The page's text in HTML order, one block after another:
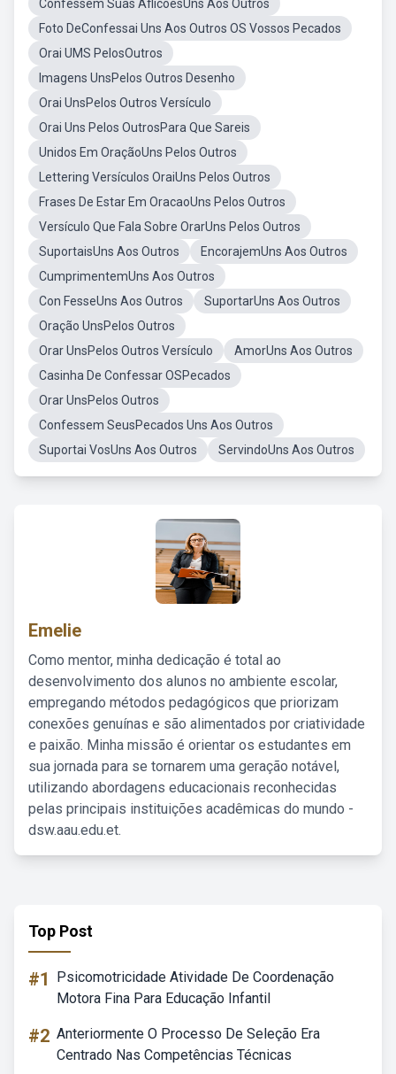
Confessem Suas AflicoesUns Aos Outros
Foto DeConfessai Uns Aos Outros OS Vossos Pecados
Orai UMS PelosOutros
Imagens UnsPelos Outros Desenho
Orai UnsPelos Outros Versículo
Orai Uns Pelos OutrosPara Que Sareis
Unidos Em OraçãoUns Pelos Outros
Lettering Versículos OraiUns Pelos Outros
Frases De Estar Em OracaoUns Pelos Outros
Versículo Que Fala Sobre OrarUns Pelos Outros
SuportaisUns Aos Outros
EncorajemUns Aos Outros
CumprimentemUns Aos Outros
Con FesseUns Aos Outros
SuportarUns Aos Outros
Oração UnsPelos Outros
Orar UnsPelos Outros Versículo
AmorUns Aos Outros
Casinha De Confessar OSPecados
Orar UnsPelos Outros
Confessem SeusPecados Uns Aos Outros
Suportai VosUns Aos Outros
ServindoUns Aos Outros
Emelie
Como mentor, minha dedicação é total ao
desenvolvimento dos alunos no ambiente escolar,
empregando métodos pedagógicos que priorizam
conexões genuínas e são alimentados por criatividade
e paixão. Minha missão é orientar os estudantes em
sua jornada para se tornarem uma geração notável,
utilizando abordagens educacionais reconhecidas
pelas principais instituições acadêmicas do mundo -
dsw.aau.edu.et.
Top Post
#1
Psicomotricidade Atividade De Coordenação
Motora Fina Para Educação Infantil
#2 Anteriormente O Processo De Seleção Era
Centrado Nas Competências Técnicas